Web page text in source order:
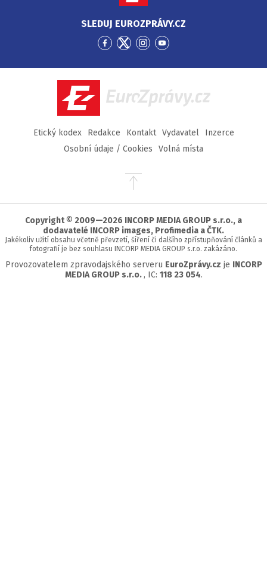
SLEDUJ EUROZPRÁVY.CZ
Přejít
Facebook
Přejít
Twitter
Přejít
Instagram
Přejít
YouTube
EuroZprávy.cz
Etický kodex Redakce Kontakt Vydavatel
Inzerce
Osobní údaje / Cookies
Volná místa
Přejít
stránky
Copyright © 2009—2026 INCORP MEDIA GROUP s.r.o., a
dodavatelé INCORP images, Profimedia a ČTK.
Jakékoliv užití obsahu včetně převzetí, šíření či dalšího zpřístupňování článků a
fotografií je bez souhlasu INCORP MEDIA GROUP s.r.o. zakázáno.
Provozovatelem zpravodajského serveru EuroZprávy.cz je INCORP
MEDIA GROUP s.r.o. , IC: 118 23 054.